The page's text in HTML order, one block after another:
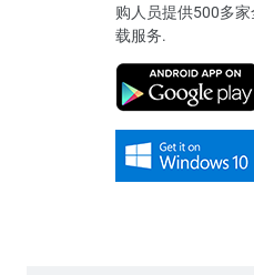
购人员提供500多
载服务.